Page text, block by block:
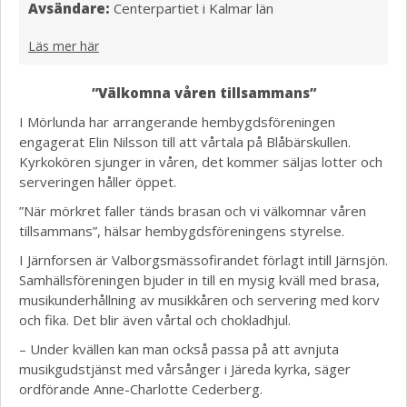
Avsändare: Centerpartiet i Kalmar län
Läs mer här
”Välkomna våren tillsammans”
I Mörlunda har arrangerande hembygdsföreningen
engagerat Elin Nilsson till att vårtala på Blåbärskullen.
Kyrkokören sjunger in våren, det kommer säljas lotter och
serveringen håller öppet.
”När mörkret faller tänds brasan och vi välkomnar våren
tillsammans”, hälsar hembygdsföreningens styrelse.
I Järnforsen är Valborgsmässofirandet förlagt intill Järnsjön.
Samhällsföreningen bjuder in till en mysig kväll med brasa,
musikunderhållning av musikkåren och servering med korv
och fika. Det blir även vårtal och chokladhjul.
– Under kvällen kan man också passa på att avnjuta
musikgudstjänst med vårsånger i Järeda kyrka, säger
ordförande Anne-Charlotte Cederberg.